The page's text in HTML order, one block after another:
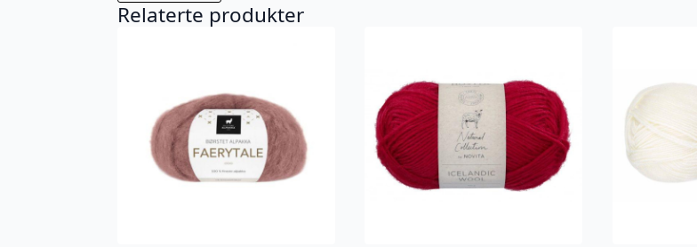
Relaterte produkter